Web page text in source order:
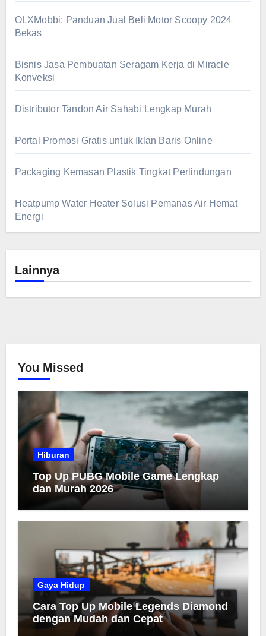
OLXMobbi: Panduan Jual Beli Motor Scoopy 2024
Bekas
Bisnis Jasa Pembuatan Seragam Kerja di Miracle
Konveksi
Distributor Tandon Air Sahabi Lengkap Murah
Portal Promosi Gratis untuk Iklan Baris Online
Packaging Kemasan Plastik Tingkat Perlindungan
Heatpump Water Heater Solusi Pemanas Air Hemat
Energi
Lainnya
You Missed
Hiburan
Top Up PUBG Mobile Game Lengkap
dan Murah 2026
Gaya Hidup
Cara Top Up Mobile Legends Diamond
dengan Mudah dan Cepat